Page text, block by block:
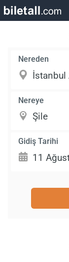
Nereden
Nereye
Gidiş Tarihi